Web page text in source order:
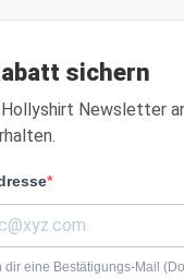
sichern
Newsletter
dir eine Bestätigungs-Mail